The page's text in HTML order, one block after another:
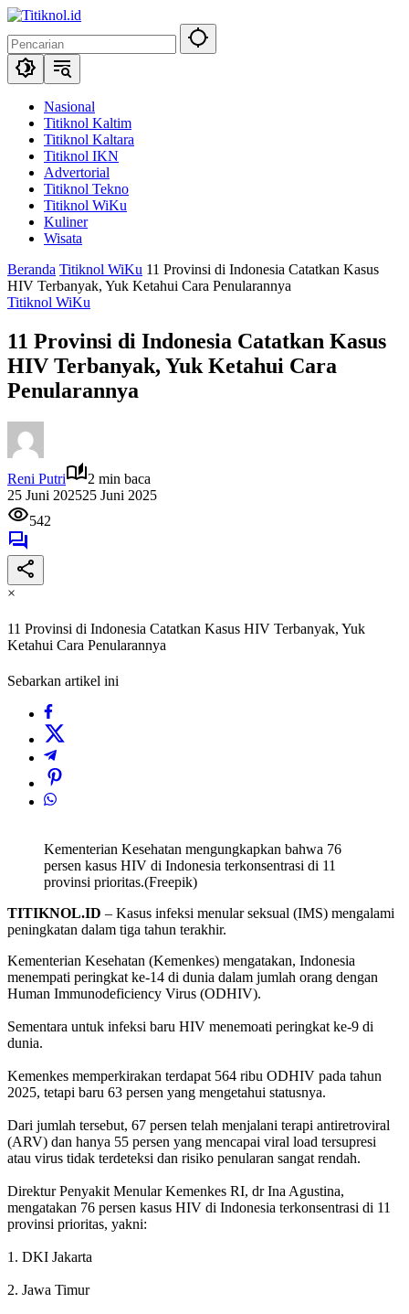
Langsung
konten
Nasional
Titiknol Kaltim
Titiknol Kaltara
Titiknol IKN
Advertorial
Titiknol Tekno
Titiknol WiKu
Kuliner
Wisata
Beranda Titiknol WiKu 11 Provinsi di Indonesia Catatkan Kasus
HIV Terbanyak, Yuk Ketahui Cara Penularannya
Titiknol WiKu
11 Provinsi di Indonesia Catatkan Kasus
HIV Terbanyak, Yuk Ketahui Cara
Penularannya
Reni Putri
2 min baca
25 Juni 202525 Juni 2025
542
×
11 Provinsi di Indonesia Catatkan Kasus HIV Terbanyak, Yuk
Ketahui Cara Penularannya
Sebarkan artikel ini
Kementerian Kesehatan mengungkapkan bahwa 76
persen kasus HIV di Indonesia terkonsentrasi di 11
provinsi prioritas.(Freepik)
TITIKNOL.ID – Kasus infeksi menular seksual (IMS) mengalami
peningkatan dalam tiga tahun terakhir.
Kementerian Kesehatan (Kemenkes) mengatakan, Indonesia
menempati peringkat ke-14 di dunia dalam jumlah orang dengan
Human Immunodeficiency Virus (ODHIV).
Sementara untuk infeksi baru HIV menemoati peringkat ke-9 di
dunia.
Kemenkes memperkirakan terdapat 564 ribu ODHIV pada tahun
2025, tetapi baru 63 persen yang mengetahui statusnya.
Dari jumlah tersebut, 67 persen telah menjalani terapi antiretroviral
(ARV) dan hanya 55 persen yang mencapai viral load tersupresi
atau virus tidak terdeteksi dan risiko penularan sangat rendah.
Direktur Penyakit Menular Kemenkes RI, dr Ina Agustina,
mengatakan 76 persen kasus HIV di Indonesia terkonsentrasi di 11
provinsi prioritas, yakni:
1. DKI Jakarta
2. Jawa Timur